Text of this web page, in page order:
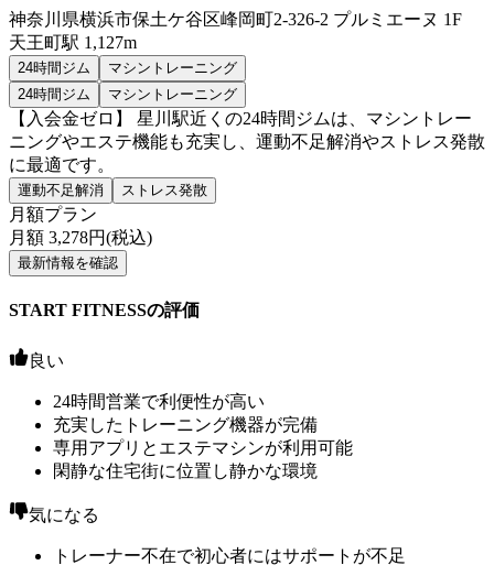
神奈川県横浜市保土ケ谷区峰岡町2-326-2 プルミエーヌ 1F
天王町駅 1,127m
24時間ジム
マシントレーニング
24時間ジム
マシントレーニング
【入会金ゼロ】 星川駅近くの24時間ジムは、マシントレー
ニングやエステ機能も充実し、運動不足解消やストレス発散
に最適です。
運動不足解消 ストレス発散
月額プラン
月額 3,278円(税込)
最新情報を確認
START FITNESSの評価
良い
24時間営業で利便性が高い
充実したトレーニング機器が完備
専用アプリとエステマシンが利用可能
閑静な住宅街に位置し静かな環境
気になる
トレーナー不在で初心者にはサポートが不足